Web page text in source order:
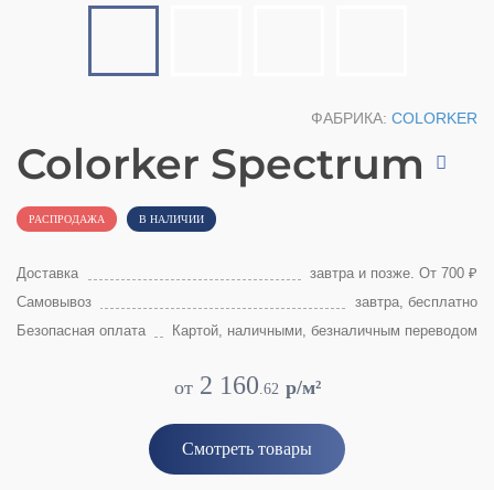
ФАБРИКА: COLORKER
Colorker Spectrum
РАСПРОДАЖА В НАЛИЧИИ
Доставка
завтра и позже. От 700 ₽
Самовывоз
завтра, бесплатно
Безопасная оплата
Картой, наличными, безналичным переводом
от 2 160.62 p/м²
Смотреть товары